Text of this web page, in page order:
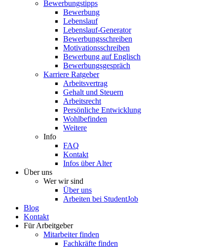
Bewerbungstipps
Bewerbung
Lebenslauf
Lebenslauf-Generator
Bewerbungsschreiben
Motivationsschreiben
Bewerbung auf Englisch
Bewerbungsgespräch
Karriere Ratgeber
Arbeitsvertrag
Gehalt und Steuern
Arbeitsrecht
Persönliche Entwicklung
Wohlbefinden
Weitere
Info
FAQ
Kontakt
Infos über Alter
Über uns
Wer wir sind
Über uns
Arbeiten bei StudentJob
Blog
Kontakt
Für Arbeitgeber
Mitarbeiter finden
Fachkräfte finden